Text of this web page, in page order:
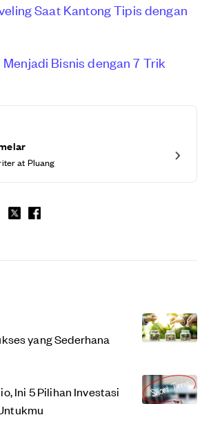
Saat Kantong Tipis dengan
Bisnis dengan 7 Trik
at Pluang
yang Sederhana
Ini 5 Pilihan Investasi